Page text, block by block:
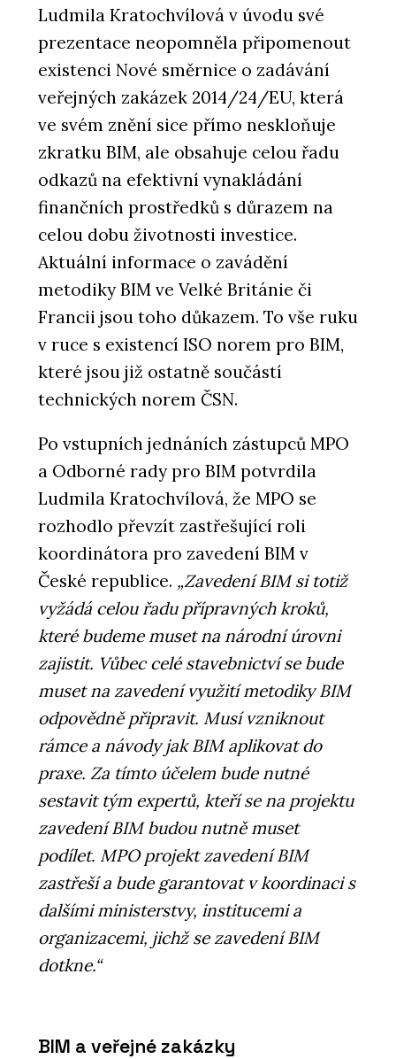
Ludmila Kratochvílová v úvodu své
prezentace neopomněla připomenout
existenci Nové směrnice o zadávání
veřejných zakázek 2014/24/EU, která
ve svém znění sice přímo neskloňuje
zkratku BIM, ale obsahuje celou řadu
odkazů na efektivní vynakládání
finančních prostředků s důrazem na
celou dobu životnosti investice.
Aktuální informace o zavádění
metodiky BIM ve Velké Británie či
Francii jsou toho důkazem. To vše ruku
v ruce s existencí ISO norem pro BIM,
které jsou již ostatně součástí
technických norem ČSN.
Po vstupních jednáních zástupců MPO
a Odborné rady pro BIM potvrdila
Ludmila Kratochvílová, že MPO se
rozhodlo převzít zastřešující roli
koordinátora pro zavedení BIM v
České republice. „Zavedení BIM si totiž
vyžádá celou řadu přípravných kroků,
které budeme muset na národní úrovni
zajistit. Vůbec celé stavebnictví se bude
muset na zavedení využití metodiky BIM
odpovědně připravit. Musí vzniknout
rámce a návody jak BIM aplikovat do
praxe. Za tímto účelem bude nutné
sestavit tým expertů, kteří se na projektu
zavedení BIM budou nutně muset
podílet. MPO projekt zavedení BIM
zastřeší a bude garantovat v koordinaci s
dalšími ministerstvy, institucemi a
organizacemi, jichž se zavedení BIM
dotkne.“
BIM a veřejné zakázky